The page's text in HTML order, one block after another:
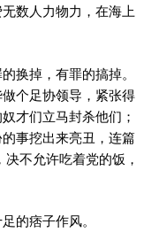
数人力物力，在海上
换掉，有罪的搞掉。
个足协领导，紧张得
才们立马封杀他们；
事挖出来亮丑，连篇
不允许吃着党的饭，
的痞子作风。